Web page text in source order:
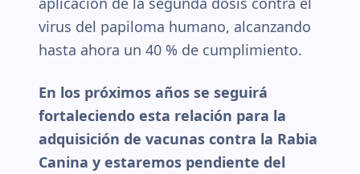
virus del papiloma humano, alcanzando
hasta ahora un 40 % de cumplimiento.
En los próximos años se seguirá
fortaleciendo esta relación para la
adquisición de vacunas contra la Rabia
Canina y estaremos pendiente del